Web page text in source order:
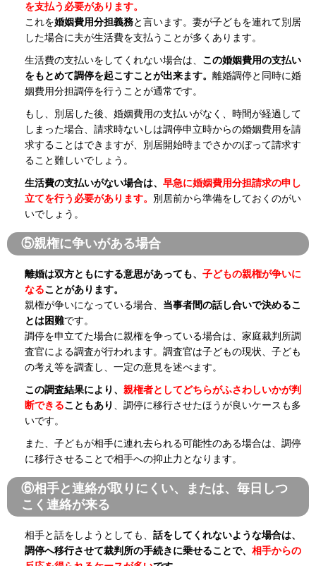
を支払う必要があります。
これを婚姻費用分担義務と言います。妻が子どもを連れて別居
した場合に夫が生活費を支払うことが多くあります。
生活費の支払いをしてくれない場合は、 この婚姻費用の支払い
をもとめて調停を起こすことが出来ます。 離婚調停と同時に婚
姻費用分担調停を行うことが通常です。
もし、別居した後、婚姻費用の支払いがなく、時間が経過して
しまった場合、請求時ないしは調停申立時からの婚姻費用を請
求することはできますが、別居開始時までさかのぼって請求す
ること難しいでしょう。
生活費の支払いがない場合は、 早急に婚姻費用分担請求の申し
立てを行う必要があります。 別居前から準備をしておくのがい
いでしょう。
⑤親権に争いがある場合
離婚は双方ともにする意思があっても、 子どもの親権が争いに
なることがあります。
親権が争いになっている場合、 当事者間の話し合いで決めるこ
とは困難です。
調停を申立てた場合に親権を争っている場合は、家庭裁判所調
査官による調査が行われます。調査官は子どもの現状、子ども
の考え等を調査し、一定の意見を述べます。
この調査結果により、 親権者としてどちらがふさわしいかが判
断できることもあり
、調停に移行させたほうが良いケースも多
いです。
また、子どもが相手に連れ去られる可能性のある場合は、調停
に移行させることで相手への抑止力となります。
⑥相手と連絡が取りにくい、または、毎日しつ
こく連絡が来る
相手と話をしようとしても、 話をしてくれないような場合は、
調停へ移行させて裁判所の手続きに乗せることで、 相手からの